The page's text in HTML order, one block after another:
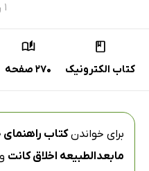
۱ رای
کتاب الکترونیک 270 صفحه
برای خواندنکتاب راهنمای
مابعدالطبیعه اخلاق کانت